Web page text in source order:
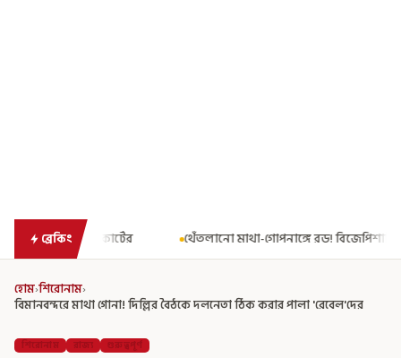
ব্রেকিং
থেঁতলানো মাথা-গোপনাঙ্গে রড! বিজেপিশাসিত অসমে নাবালিকার নৃশংস
হোম›শিরোনাম›
বিমানবন্দরে মাথা গোনা! দিল্লির বৈঠকে দলনেতা ঠিক করার পালা 'রেবেল'দের
শিরোনাম রাজ্য গুরুত্বপূর্ণ